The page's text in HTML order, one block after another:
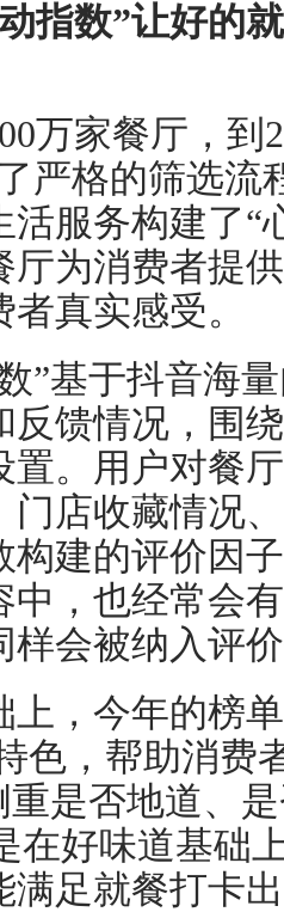
指数”让好的
家餐厅，到
严格的筛选流
活服务构建了“
厅为消费者提
真实感受。
基于抖音海量
反馈情况，围
置。用户对餐
门店收藏情况
构建的评价因
中，也经常会
样会被纳入评
今年的榜单
色，帮助消费
重是否地道、
在好味道基础
满足就餐打卡